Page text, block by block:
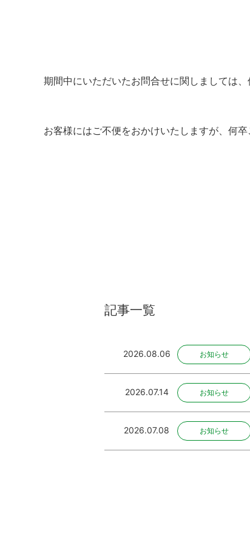
期間中にいただいたお問合せに関しましては
お客様にはご不便をおかけいたしますが、何
記事一覧
2026.08.06 お知らせ
2026.07.14 お知らせ
2026.07.08 お知らせ